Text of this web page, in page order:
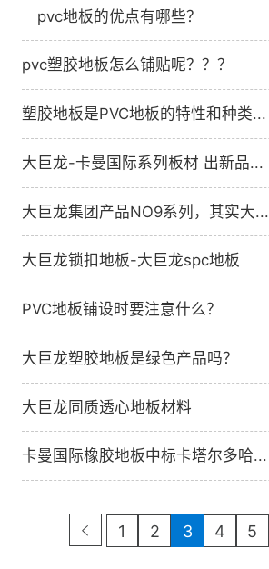
pvc地板的优点有哪些？
pvc塑胶地板怎么铺贴呢？？？
塑胶地板是PVC地板的特性和种类...
大巨龙-卡曼国际系列板材 出新品...
大巨龙集团产品NO9系列，其实大...
大巨龙锁扣地板-大巨龙spc地板
PVC地板铺设时要注意什么？
大巨龙塑胶地板是绿色产品吗？
大巨龙同质透心地板材料
卡曼国际橡胶地板中标卡塔尔多哈...
1 2 3 4 5